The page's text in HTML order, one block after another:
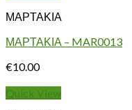
ΜΑΡΤΑΚΙΑ
ΜΑΡΤΑΚΙΑ – MAR0013
€10.00
Quick View